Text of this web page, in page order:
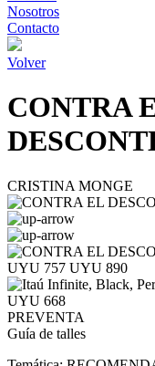
Nosotros
Contacto
Volver
CONTRA
CRISTINA MONGE
UYU 757 UYU 890
UYU 668
PREVENTA
Guía de talles